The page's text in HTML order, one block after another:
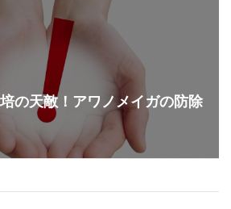
の天敵！アワノメイガの防除